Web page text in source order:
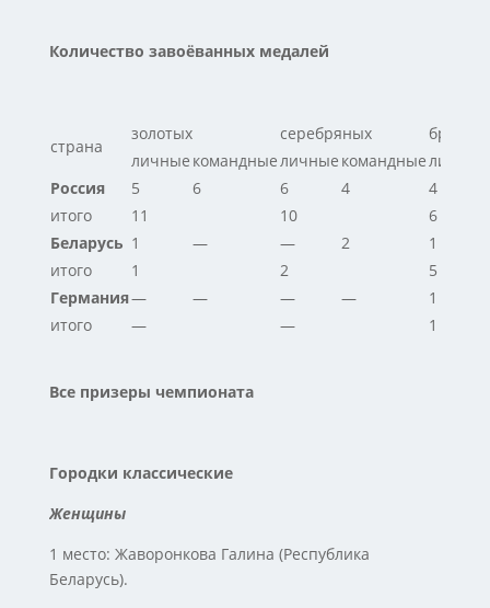
Количество завоёванных медалей
страна
золотых серебряных
личные командныеличные командныеличные
Россия
5 6 6 4 4
итого
11 10
6
Беларусь 1 — — 2 1
итого
1 2
5
Германия— — — — 1
итого
— — 1
Все призеры чемпионата
Городки классические
Женщины
1 место: Жаворонкова Галина (Республика
Беларусь).